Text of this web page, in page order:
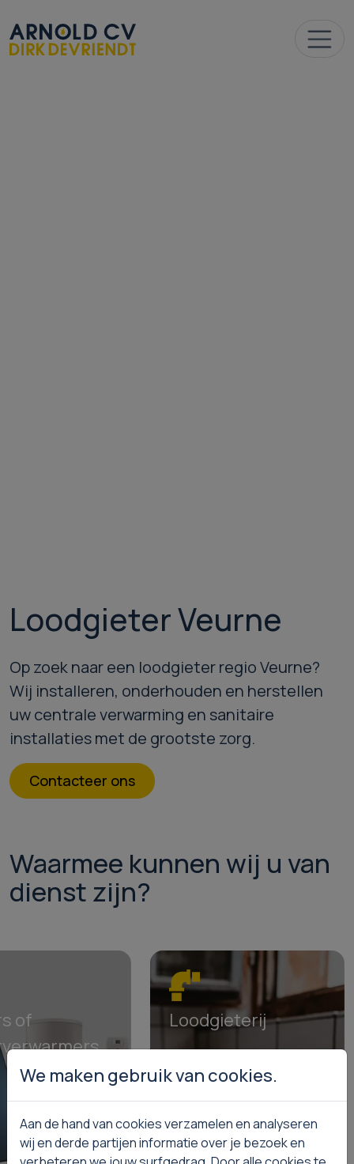
Loodgieter Veurne
Op zoek naar een loodgieter regio Veurne?
Wij installeren, onderhouden en herstellen
uw centrale verwarming en sanitaire
installaties met de grootste zorg.
Contacteer ons
Waarmee kunnen wij u van
dienst zijn?
of
Loodgieterij
We maken gebruik van cookies.
Aan de hand van cookies verzamelen en analyseren
wij en derde partijen informatie over je bezoek en